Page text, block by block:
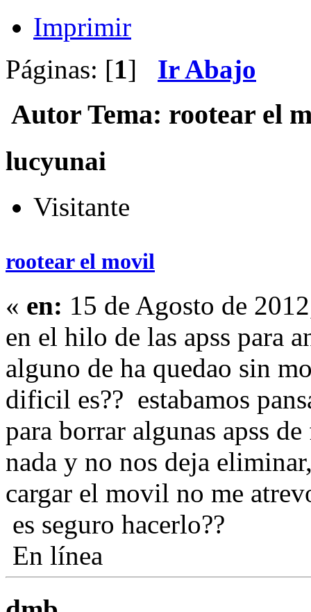
Imprimir
Páginas: [1] Ir Abajo
Autor Tema: rootear el
lucyunai
Visitante
rootear el movil
« en: 15 de Agosto de
en el hilo de las apss para
alguno de ha quedao sin
dificil es?? estabamos
para borrar algunas apss
nada y no nos deja
cargar el movil no me
es seguro hacerlo??
En línea